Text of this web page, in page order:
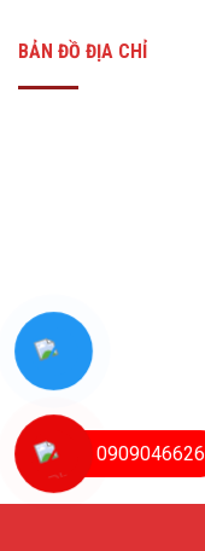
BẢN ĐỒ ĐỊA CHỈ
0909046626